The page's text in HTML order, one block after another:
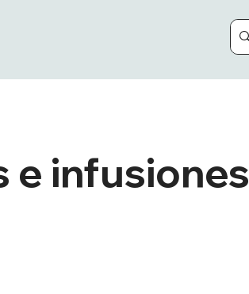
e infusiones